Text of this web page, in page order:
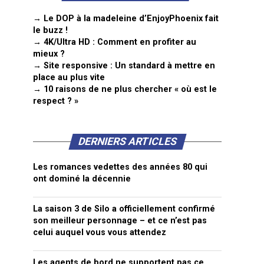
→ Le DOP à la madeleine d’EnjoyPhoenix fait
le buzz !
→ 4K/Ultra HD : Comment en profiter au
mieux ?
→ Site responsive : Un standard à mettre en
place au plus vite
→ 10 raisons de ne plus chercher « où est le
respect ? »
DERNIERS ARTICLES
Les romances vedettes des années 80 qui
ont dominé la décennie
La saison 3 de Silo a officiellement confirmé
son meilleur personnage – et ce n’est pas
celui auquel vous vous attendez